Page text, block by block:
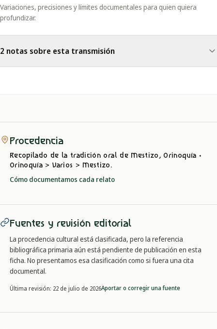
Variaciones, precisiones y límites documentales para quien quiera
profundizar.
2 notas sobre esta transmisión
Procedencia
Recopilado de la tradición oral de Mestizo, Orinoquía ·
Orinoquía > Varios > Mestizo.
Cómo documentamos cada relato
Fuentes y revisión editorial
La procedencia cultural está clasificada, pero la referencia
bibliográfica primaria aún está pendiente de publicación en esta
ficha. No presentamos esa clasificación como si fuera una cita
documental.
Última revisión: 22 de julio de 2026Aportar o corregir una fuente